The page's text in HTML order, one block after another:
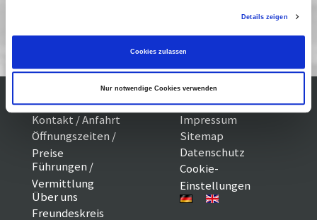
Details zeigen
Cookies zulassen
Nur notwendige Cookies verwenden
Zur Ausstellung GOTTS Hollywood-
Ikonen
Kontakt / Anfahrt
Öffnungszeiten /
Preise
Führungen /
Vermittlung
Über uns
Freundeskreis
Impressum
Sitemap
Datenschutz
Cookie-
Einstellungen